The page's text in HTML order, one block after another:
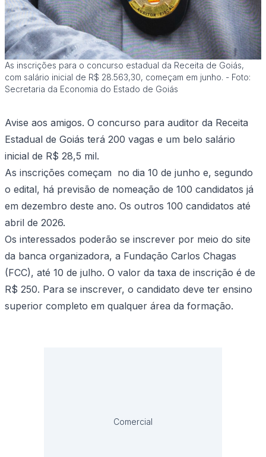
As inscrições para o concurso estadual da Receita de Goiás,
com salário inicial de R$ 28.563,30, começam em junho. - Foto:
Secretaria da Economia do Estado de Goiás
Avise aos amigos. O concurso para auditor da Receita
Estadual de Goiás terá 200 vagas e um belo salário
inicial de R$ 28,5 mil.
As inscrições começam no dia 10 de junho e, segundo
o edital, há previsão de nomeação de 100 candidatos já
em dezembro deste ano. Os outros 100 candidatos até
abril de 2026.
Os interessados poderão se inscrever por meio do site
da banca organizadora, a Fundação Carlos Chagas
(FCC), até 10 de julho. O valor da taxa de inscrição é de
R$ 250. Para se inscrever, o candidato deve ter ensino
superior completo em qualquer área da formação.
Comercial